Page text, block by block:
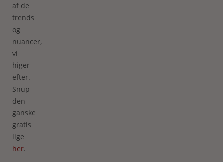
af de
trends
og
nuancer,
vi
higer
efter.
Snup
den
ganske
gratis
lige
her.